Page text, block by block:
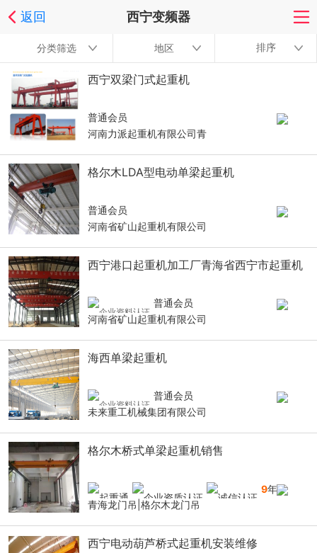
返回 西宁变频器
分类筛选 地区 排序
西宁双梁门式起重机
普通会员
河南力派起重机有限公司青
格尔木LDA型电动单梁起重机
普通会员
河南省矿山起重机有限公司
西宁港口起重机加工厂青海省西宁市起重机
普通会员
河南省矿山起重机有限公司
海西单梁起重机
普通会员
未来重工机械集团有限公司
格尔木桥式单梁起重机销售
9年
青海龙门吊|格尔木龙门吊
西宁电动葫芦桥式起重机安装维修